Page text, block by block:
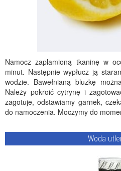
Namocz zaplamioną tkaninę w
minut. Następnie wypłucz ją
wodzie. Bawełnianą bluzkę
Należy pokroić cytrynę i
zagotuje, odstawiamy garnek,
do namoczenia. Moczymy do
Woda